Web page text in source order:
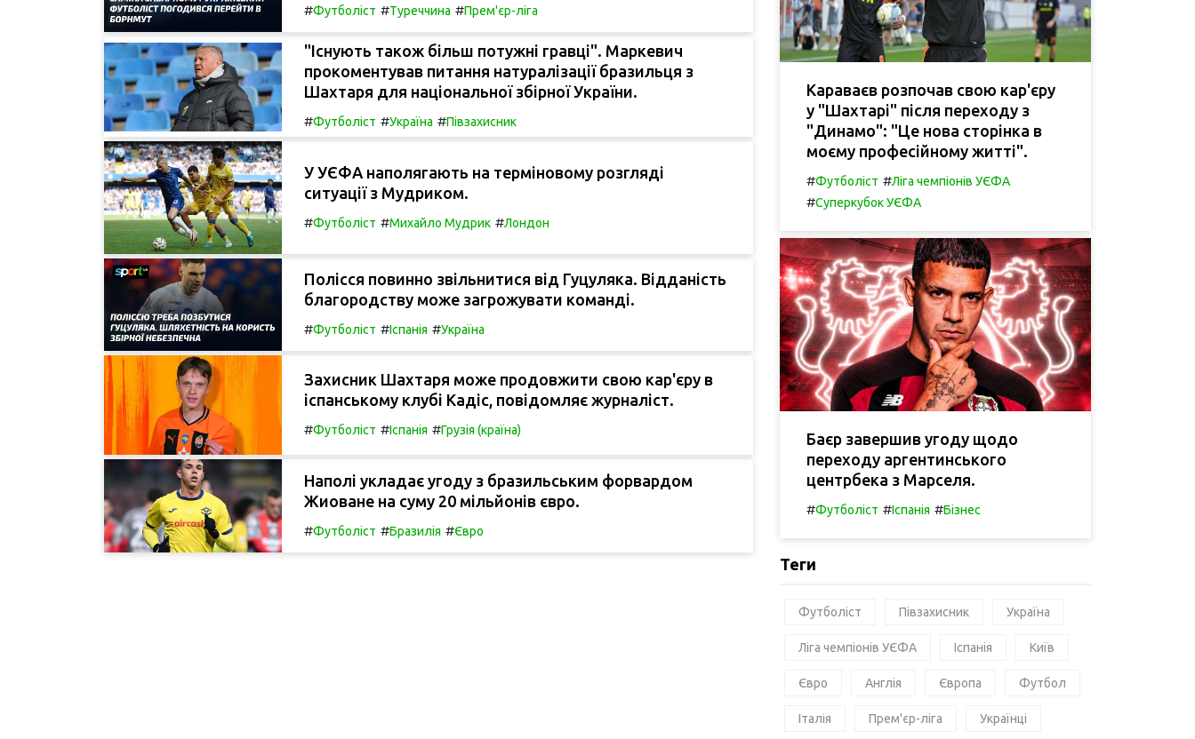
#Футболіст #Туреччина #Прем'єр-ліга
"Існують також більш потужні гравці". Маркевич
прокоментував питання натуралізації бразильця з
Шахтаря для національної збірної України.
#Футболіст #Україна #Півзахисник
У УЄФА наполягають на терміновому розгляді
ситуації з Мудриком.
#Футболіст #Михайло Мудрик #Лондон
Полісся повинно звільнитися від Гуцуляка. Відданість
благородству може загрожувати команді.
#Футболіст #Іспанія #Україна
Захисник Шахтаря може продовжити свою кар'єру в
іспанському клубі Кадіс, повідомляє журналіст.
#Футболіст #Іспанія #Грузія (країна)
Наполі укладає угоду з бразильським форвардом
Жиоване на суму 20 мільйонів євро.
#Футболіст #Бразилія #Євро
Караваєв розпочав свою кар'єру
у "Шахтарі" після переходу з
"Динамо": "Це нова сторінка в
моєму професійному житті".
#Футболіст #Ліга чемпіонів УЄФА
#Суперкубок УЄФА
Баєр завершив угоду щодо
переходу аргентинського
центрбека з Марселя.
#Футболіст #Іспанія #Бізнес
Теги
Футболіст Півзахисник Україна
Ліга чемпіонів УЄФА Іспанія Київ
Євро Англія Європа Футбол
Італія Прем'єр-ліга Українці